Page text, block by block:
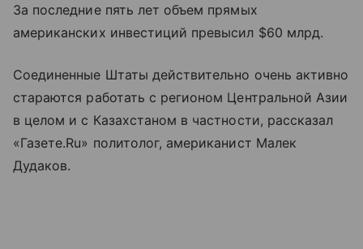
За последние пять лет объем прямых
американских инвестиций превысил $60 млрд.
Соединенные Штаты действительно очень активно
стараются работать с регионом Центральной Азии
в целом и с Казахстаном в частности, рассказал
«Газете.Ru» политолог, американист Малек
Дудаков.